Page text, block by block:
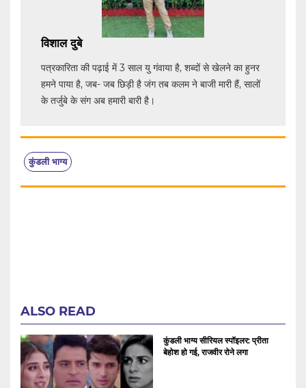
विशाल दुबे
पत्रकारिता की पढ़ाई में 3 साल यु गंवाया है, शब्दों से खेलने का हुनर
हमने पाया है, जब- जब छिड़ी है जंग तब कलम ने बाजी मारी हैं, सालों
के तर्जुबे के संग अब हमारी बारी है।
कुंडली भाग्य
ALSO READ
कुंडली भाग्य सीरियल स्पॉइलर: प्रीता
बेहोश हो गई, राजवीर रोने लगा